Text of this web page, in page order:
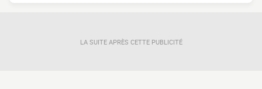
LA SUITE APRÈS CETTE PUBLICITÉ